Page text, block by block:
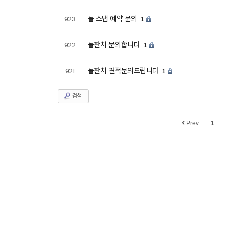
923 돌 스냅 예약 문의 1
922 돌잔치 문의합니다 1
921 돌잔치 견적문의드립니다 1
검색
Prev 1